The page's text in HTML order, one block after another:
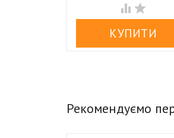
 
Рекомендуємо